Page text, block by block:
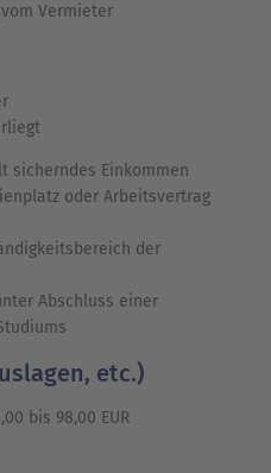
Vermieter
sicherndes Einkommen
oder Arbeitsvertrag
der
Abschluss einer
etc.)
bis 98,00 EUR